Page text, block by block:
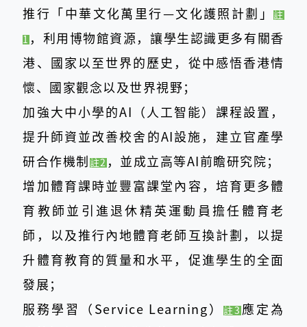
推行「中華文化萬里行—文化護照計劃」註
1 ，利用博物館資源，讓學生認識更多有關香
港、國家以至世界的歷史，從中感悟香港情
懷、國家觀念以及世界視野；
加強大中小學的AI（人工智能）課程設置，
提升師資並改善校舍的AI設施，建立官產學
研合作機制 註2 ，並成立高等AI前瞻研究院；
增加體育課時並豐富課堂內容，培育更多體
育教師並引進退休精英運動員擔任體育老
師，以及推行內地體育老師互換計劃，以提
升體育教育的質量和水平，促進學生的全面
發展；
服務學習（Service Learning）
註3 應定為